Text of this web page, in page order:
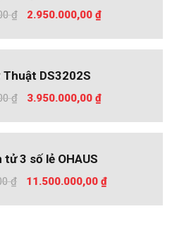
₫
Giá
là:
2.950.000,00 ₫Giá
tại
Thuật DS3202S
₫
Giá
là:
3.950.000,00 ₫Giá
tại
tử 3 số lẻ OHAUS
₫
Giá
11.500.000,00 ₫Giá